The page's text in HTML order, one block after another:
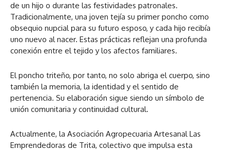
de un hijo o durante las festividades patronales.
Tradicionalmente, una joven tejía su primer poncho como
obsequio nupcial para su futuro esposo, y cada hijo recibía
uno nuevo al nacer. Estas prácticas reflejan una profunda
conexión entre el tejido y los afectos familiares.
El poncho triteño, por tanto, no solo abriga el cuerpo, sino
también la memoria, la identidad y el sentido de
pertenencia. Su elaboración sigue siendo un símbolo de
unión comunitaria y continuidad cultural.
Actualmente, la Asociación Agropecuaria Artesanal Las
Emprendedoras de Trita, colectivo que impulsa esta